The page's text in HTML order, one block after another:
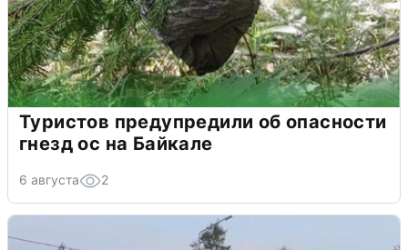
Туристов предупредили об опасности
гнезд ос на Байкале
6 августа 2